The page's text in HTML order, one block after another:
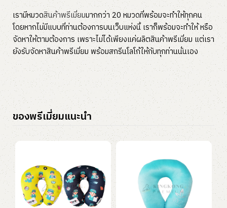
เรามีหมวดสินค้าพรีเมี่ยมมากกว่า 20 หมวดที่พร้อมจะทำให้ทุกคน
โดยหากไม่มีแบบที่ท่านต้องการบนเว็บแห่งนี้ เราก็พร้อมจะทำให้ หรือ
จัดหาให้ตามต้องการ เพราะไม่ได้เพียงแค่ผลิตสินค้าพรีเมี่ยม แต่เรา
ยังรับจัดหาสินค้าพรีเมี่ยม พร้อมสกรีนโลโก้ให้กับทุกท่านนั่นเอง
ของพรีเมี่ยมแนะนำ